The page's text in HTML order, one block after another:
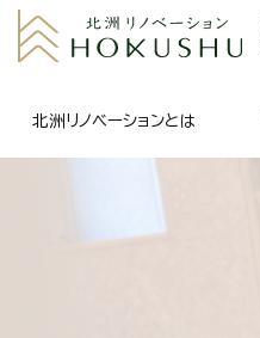
北洲リノベーションとは